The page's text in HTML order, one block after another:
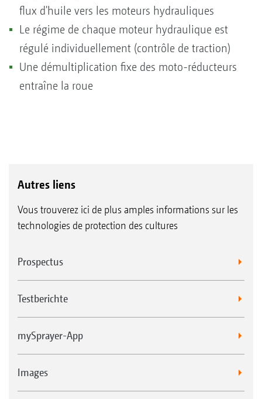
flux d'huile vers les moteurs hydrauliques
Le régime de chaque moteur hydraulique est
régulé individuellement (contrôle de traction)
Une démultiplication fixe des moto-réducteurs
entraîne la roue
Autres liens
Vous trouverez ici de plus amples informations sur les
technologies de protection des cultures
Prospectus
Testberichte
mySprayer-App
Images